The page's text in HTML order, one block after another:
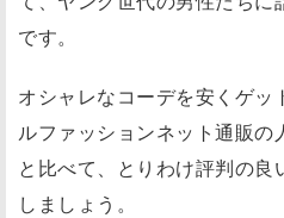
です。
オシャレなコーデを安くゲッ
ルファッションネット通販の
と比べて、とりわけ評判の
しましょう。